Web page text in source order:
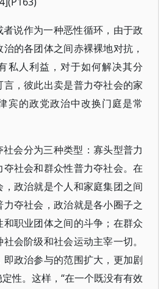
说作为一种恶性循环，由于政
的各团体之间赤裸裸地对抗，
私人利益，对于如何解决其分
，彼此出卖是普力夺社会的家
宾的政党政治中改换门庭是常
会分为三种类型：寡头型普力
社会和群众性普力夺社会。在
政治就是个人和家庭集团之间
夺社会，政治就是各小圈子之
职业团体之间的斗争；在群众
会阶级和社会运动主宰一切。
政治参与的范围扩大，更加剧
性。这样，“在一个既没有有效